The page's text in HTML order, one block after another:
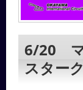
6/20 マ
スター